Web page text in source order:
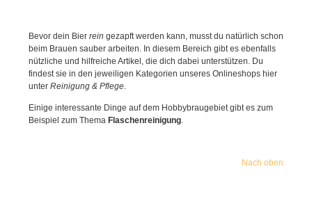
Bevor dein Bier rein gezapft werden kann, musst du natürlich schon
beim Brauen sauber arbeiten. In diesem Bereich gibt es ebenfalls
nützliche und hilfreiche Artikel, die dich dabei unterstützen. Du
findest sie in den jeweiligen Kategorien unseres Onlineshops hier
unter Reinigung & Pflege.
Einige interessante Dinge auf dem Hobbybraugebiet gibt es zum
Beispiel zum Thema Flaschenreinigung.
Nach oben